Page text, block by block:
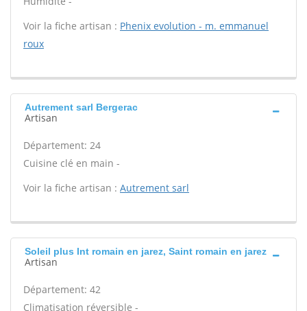
Voir la fiche artisan : Phenix evolution - m. emmanuel
roux
Autrement sarl Bergerac
Artisan
Département: 24
Cuisine clé en main -
Voir la fiche artisan : Autrement sarl
Soleil plus Int romain en jarez, Saint romain en jarez
Artisan
Département: 42
Climatisation réversible -